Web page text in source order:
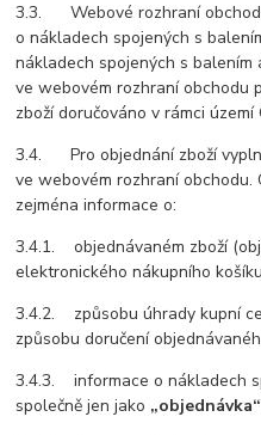
3.3. Webové rozhraní
o nákladech spojených s
nákladech spojených s balením
ve webovém rozhraní obchodu
zboží doručováno v rámci území
3.4. Pro objednání zboží
ve webovém rozhraní
zejména informace o:
3.4.1. objednávaném zboží
elektronického nákupního
3.4.2. způsobu úhrady kupní
způsobu doručení
3.4.3. informace o nákladech
společně jen jako „objednávka“